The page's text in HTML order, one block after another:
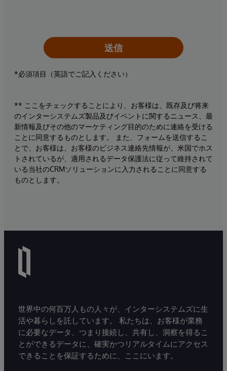
送信
*必須項目（英語でご記入ください）
** ここをチェックすることにより、お客様は、既存及び将来
のインターシステムズ製品及びイベントに関するニュース、最
新情報及びその他のマーケティング目的のために連絡を受ける
ことに同意するものとします。 また、フォームを送信するこ
とで、お客様は、お客様のビジネス連絡先情報が、米国でホス
トされているが、適用されるデータ保護法に従って維持されて
いる当社のCRMソリューションに入力されることに同意する
ものとします。
世界中の何百万人もの人々が、インターシステムズに生
活や暮らしを託しています。 私たちは、お客様が業務
に必要なデータ、つまり接続し、共有し、洞察を得るこ
とができるデータに、確実かつリアルタイムにアクセス
できることを保証するために、ここにいます。